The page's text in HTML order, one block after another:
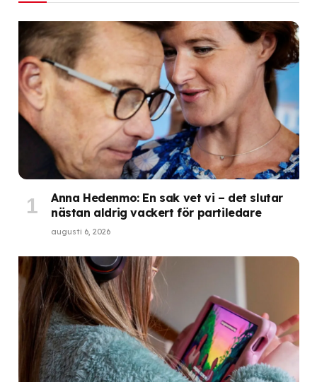
Anna Hedenmo: En sak vet vi – det slutar
nästan aldrig vackert för partiledare
augusti 6, 2026